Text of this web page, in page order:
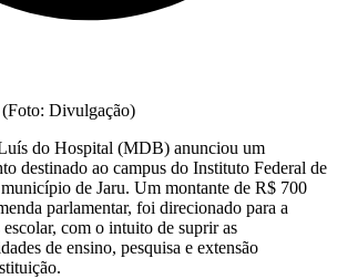
Divulgação)
do Hospital (MDB) anunciou um
destinado ao campus do Instituto Federal de
de Jaru. Um montante de R$ 700
parlamentar, foi direcionado para a
com o intuito de suprir as
de ensino, pesquisa e extensão